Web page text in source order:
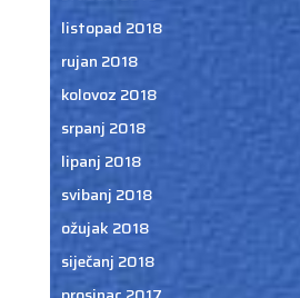
listopad 2018
rujan 2018
kolovoz 2018
srpanj 2018
lipanj 2018
svibanj 2018
ožujak 2018
siječanj 2018